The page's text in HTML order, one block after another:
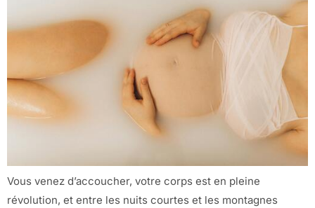
Vous venez d’accoucher, votre corps est en pleine
révolution, et entre les nuits courtes et les montagnes